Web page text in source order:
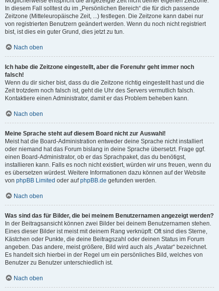
In diesem Fall solltest du im „Persönlichen Bereich“ die für dich passende
Zeitzone (Mitteleuropäische Zeit, ...) festlegen. Die Zeitzone kann dabei nur
von registrierten Benutzern geändert werden. Wenn du noch nicht registriert
bist, ist dies ein guter Grund, dies jetzt zu tun.
Nach oben
Ich habe die Zeitzone eingestellt, aber die Forenuhr geht immer noch
falsch!
Wenn du dir sicher bist, dass du die Zeitzone richtig eingestellt hast und die
Zeit trotzdem noch falsch ist, geht die Uhr des Servers vermutlich falsch.
Kontaktiere einen Administrator, damit er das Problem beheben kann.
Nach oben
Meine Sprache steht auf diesem Board nicht zur Auswahl!
Meist hat die Board-Administration entweder deine Sprache nicht installiert
oder niemand hat das Forum bislang in deine Sprache übersetzt. Frage ggf.
einen Board-Administrator, ob er das Sprachpaket, das du benötigst,
installieren kann. Falls es noch nicht existiert, würden wir uns freuen, wenn du
es übersetzen würdest. Weitere Informationen dazu können auf der Website
von phpBB Limited oder aufphpBB.de gefunden werden.
Nach oben
Was sind das für Bilder, die bei meinem Benutzernamen angezeigt werden?
In der Beitragsansicht können zwei Bilder bei deinem Benutzernamen stehen.
Eines dieser Bilder ist meist mit deinem Rang verknüpft: Oft sind dies Sterne,
Kästchen oder Punkte, die deine Beitragszahl oder deinen Status im Forum
angeben. Das andere, meist größere, Bild wird auch als „Avatar“ bezeichnet.
Es handelt sich hierbei in der Regel um ein persönliches Bild, welches von
Benutzer zu Benutzer unterschiedlich ist.
Nach oben